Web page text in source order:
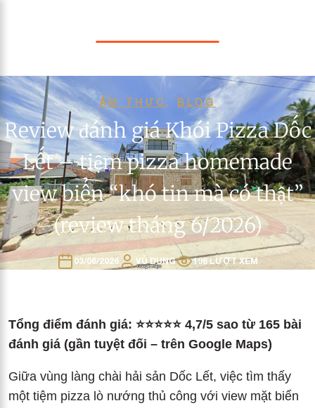
ẨM THỰC , BLOG
Review đánh giá Khói Pizza Dốc
Lết – tiệm pizza homemade
view biển “khó tin mà có thật”
(review tháng 6/2026)
03/06/2026 VŨ DUNG 196 LƯỢT XEM
Tổng điểm đánh giá: ⭐⭐⭐⭐⭐ 4,7/5 sao từ 165 bài
đánh giá (gần tuyệt đối – trên Google Maps)
Giữa vùng làng chài hải sản Dốc Lết, việc tìm thấy
một tiệm pizza lò nướng thủ công với view mặt biển